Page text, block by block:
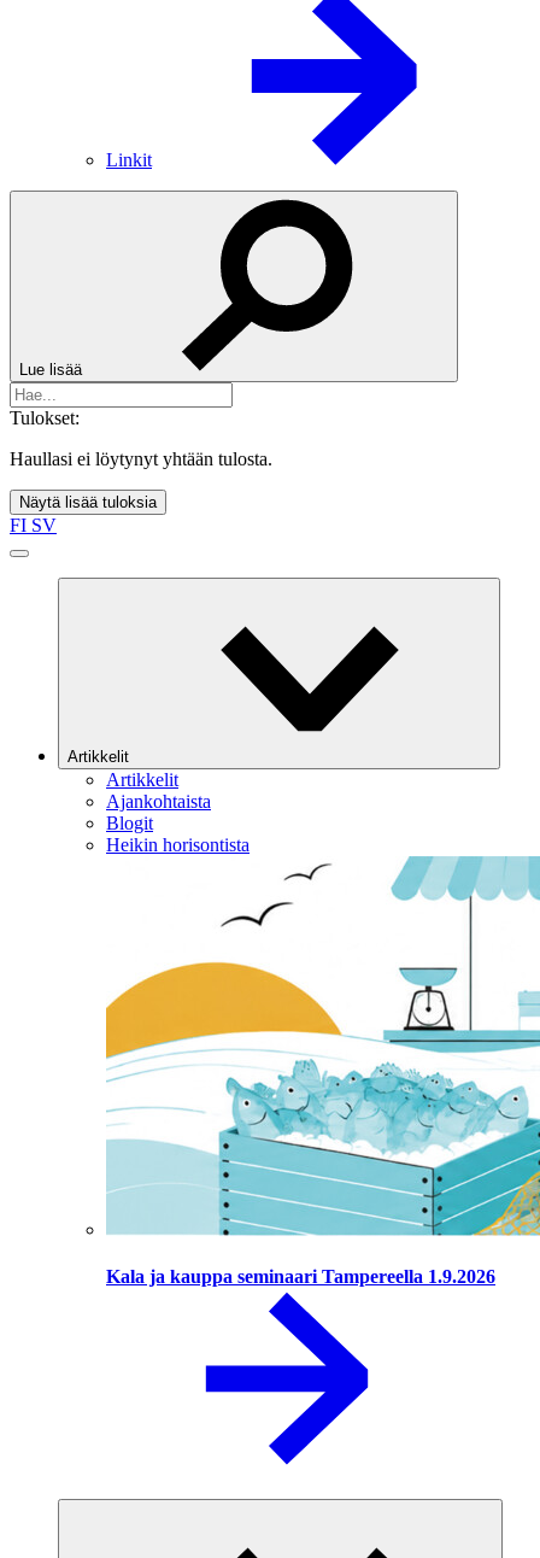
Linkit
Lue lisää
Tulokset:
Haullasi ei löytynyt yhtään tulosta.
Näytä lisää tuloksia
FI SV
Artikkelit
Artikkelit
Ajankohtaista
Blogit
Heikin horisontista
Kala ja kauppa seminaari Tampereella 1.9.2026